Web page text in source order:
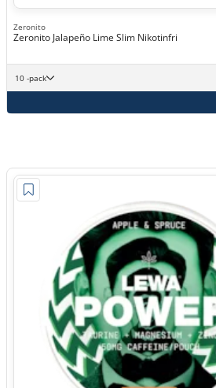
Zeronito
Zeronito Jalapeño Lime Slim Nikotinfri
10 -pack